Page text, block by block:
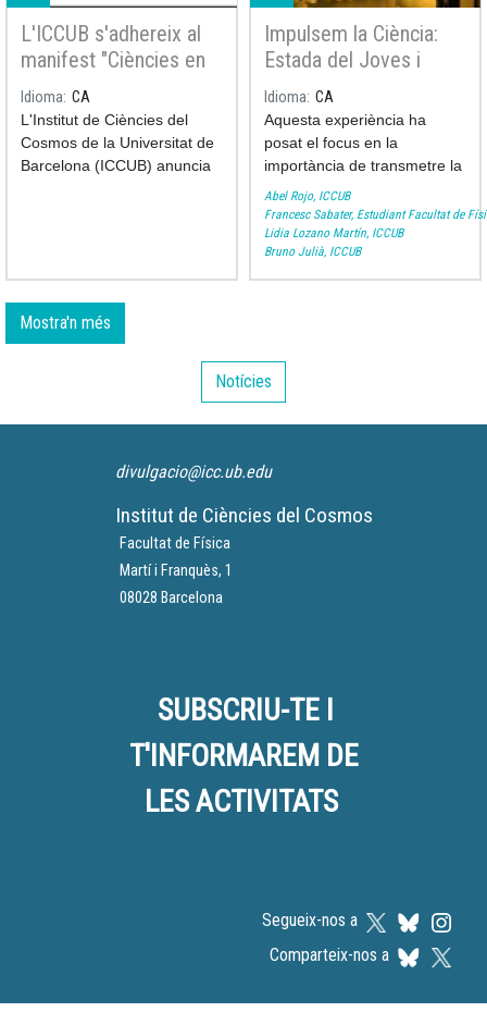
Astronòmic del Montsec,
gestionat per Ferrocarrils de
la Generalitat de Catalunya
tenir lloc a l’aula 111 (Joan
Maragall) de l’Edifici Històric
de la UB, va ser conduït per
la periodista científica Núria
Jar.
L'ICCUB s'adhereix al
manifest "Ciències en
Perill" per protegir
l'Educació Científica
Idioma CA
L'Institut de Ciències del
Cosmos de la Universitat de
Barcelona (ICCUB) anuncia
mantenir uns alts estàndards
en l'ensenyament científic a
les escoles públiques.
Impulsem la Ciència:
Estada del Joves i
Ciència al Grup de
Comunicacions
Quàntiques de l'ICCUB
Idioma CA
Aquesta experiència ha
posat el focus en la
importància de transmetre la
ciència a les noves
generacions, inspirant futurs
científics i fomentant la seva
participació en projectes
d'investigació innovadors.
Abel Rojo, ICCUB
Francesc Sabater, Estudiant Facultat de
Lidia Lozano Martín, ICCUB
Bruno Julià, ICCUB
Mostra'n més
Notícies
divulgacio@icc.ub.edu
Institut de Ciències del Cosmos
Facultat de Física
Martí i Franquès, 1
08028 Barcelona
SUBSCRIU-TE I
T'INFORMAREM DE
LES ACTIVITATS
Segueix-nos a
Comparteix-nos a